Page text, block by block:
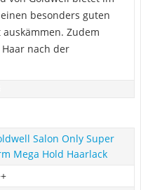
besonders guten
Zudem
nach der
Salon Only Super
Mega Hold Haarlack